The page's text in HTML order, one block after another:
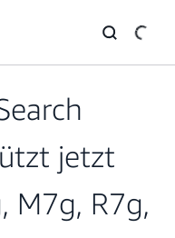
jetzt
M7g, R7g,